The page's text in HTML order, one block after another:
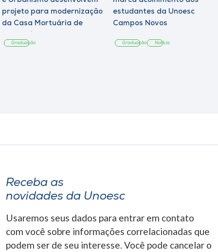
projeto para modernização
da Casa Mortuária de
Graduação
estudantes da Unoesc
Campos Novos
Graduação Notícia
Receba as
novidades da Unoesc
Usaremos seus dados para entrar em contato
com você sobre informações correlacionadas que
podem ser de seu interesse. Você pode cancelar o